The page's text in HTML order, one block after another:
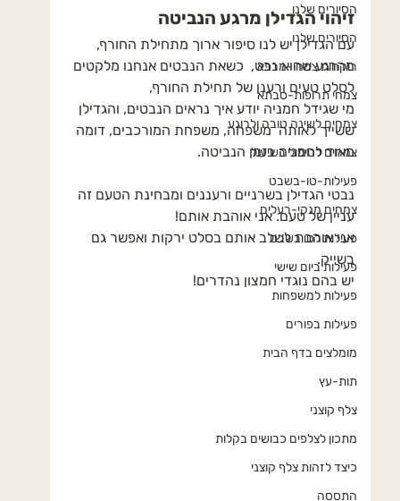
הסיורים שלנו
הסיורים שלנו
רוקחות צמחי-מרפא
צמחי תרופות-סבתא
צמחים לשינה טובה ולרוגע
צמחים לטיפול בשיעול
פעילות-טו-בשבט
צמחים מנקי-רעלים
פעילות לטו בשבט
פעילות ביום שישי
פעילות למשפחות
פעילות בפורים
מומלצים בדף הבית
תות-עץ
צלף קוצני
מתכון לצלפים כבושים בקלות
כיצד לזהות צלף קוצני
התססה
זיהוי הגדילן מרגע הנביטה
עם הגדילן יש לנו סיפור ארוך מתחילת החורף,
מהרגע שהוא נבט,  כשאת הנבטים אנחנו מלקטים
לסלט טעים ורענן של תחילת החורף,
מי שגידל חמניה יודע איך נראים הנבטים, והגדילן
ששייך לאותה  משפחה, משפחת המורכבים, דומה
מאוד לחמניה בזמן הנביטה.
נבטי הגדילן בשרניים ורעננים ומבחינת הטעם זה
עניין של טעם. אני אוהבת אותם!
אני אוהבת לשלב אותם בסלט ירקות ואפשר גם
בשייק.
יש בהם נוגדי חמצון נהדרים!